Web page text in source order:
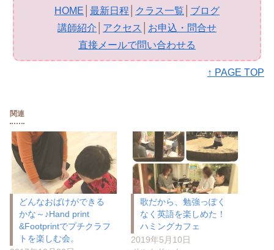
HOME 最新日程 クラス一覧
ブログ
講師紹介
アクセス
お申込・問合せ
直接メールで問い合わせる
↑ PAGE TOP
関連
どんなおばけができる
かな～♪Hand print
&Footprintでプチクラフ
トを楽しむ会。
歌だから、勉強っぽく
なく英語を楽しめた！
ハミングカフェ
2019年5月10日